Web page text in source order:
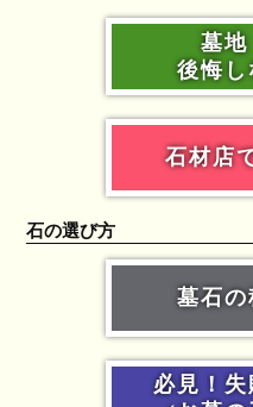
墓地
後悔し
石材店
石の選び方
墓石の
必見！